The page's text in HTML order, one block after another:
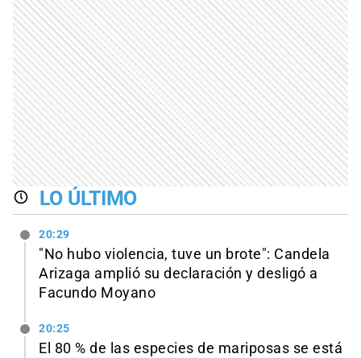
LO ÚLTIMO
20:29
"No hubo violencia, tuve un brote": Candela
Arizaga amplió su declaración y desligó a
Facundo Moyano
20:25
El 80 % de las especies de mariposas se está